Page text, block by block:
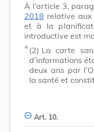
À l’article 3,
2018 relative aux
et à la
introductive est
​ «(2) La carte
d’informations
deux ans par
la santé et
Art. 10.